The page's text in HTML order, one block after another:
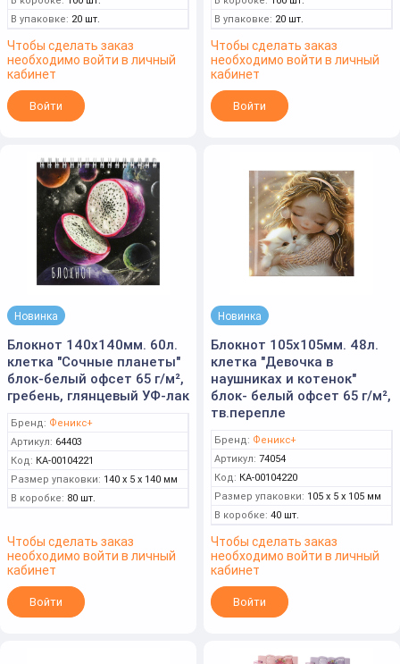
В упаковке: 20 шт.
Чтобы сделать заказ
необходимо войти в личный
кабинет
Войти
В упаковке: 20 шт.
Чтобы сделать заказ
необходимо войти в личный
кабинет
Войти
Новинка
Блокнот 140х140мм. 60л.
клетка "Сочные планеты"
блок-белый офсет 65 г/м²,
гребень, глянцевый УФ-лак
Бренд: Феникс+
Артикул: 64403
Код: КА-00104221
Размер упаковки: 140 x 5 x 140 мм
В коробке: 80 шт.
Чтобы сделать заказ
необходимо войти в личный
кабинет
Войти
Новинка
Блокнот 105х105мм. 48л.
клетка "Девочка в
наушниках и котенок"
блок- белый офсет 65 г/м²,
тв.перепле
Бренд: Феникс+
Артикул: 74054
Код: КА-00104220
Размер упаковки: 105 x 5 x 105 мм
В коробке: 40 шт.
Чтобы сделать заказ
необходимо войти в личный
кабинет
Войти